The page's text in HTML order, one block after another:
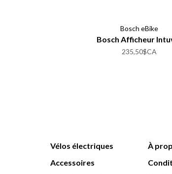
Bosch eBike
Bosch Afficheur
235,50$CA
Vélos électriques
Accessoires
À